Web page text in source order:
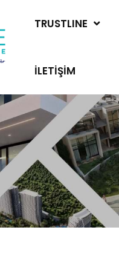
TRUSTLINE
İLETIŞIM